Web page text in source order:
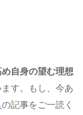
自身の望む理想
す。もし、今あ
の記事をご一読く